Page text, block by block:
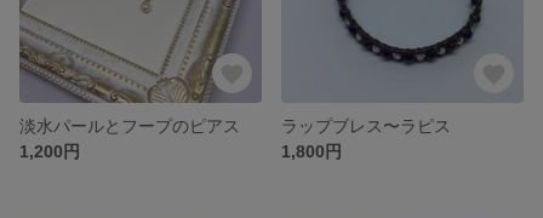
淡水パールとフープのピアス
1,200円
ラップブレス〜ラピス
1,800円